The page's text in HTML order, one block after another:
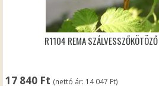
R1104 REMA SZÁLVESSZŐKÖTÖZŐ
17 840 Ft (nettó ár: 14 047 Ft)